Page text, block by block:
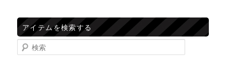
アイテムを検索する
検索